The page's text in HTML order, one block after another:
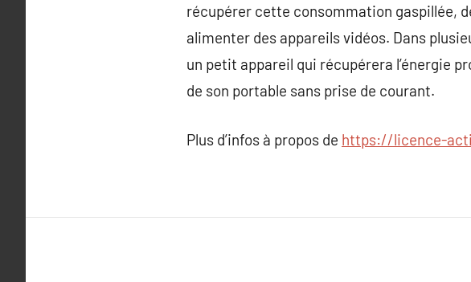
récupérer cette consommation gaspillée,
alimenter des appareils vidéos. Dans
un petit appareil qui récupérera l’énergie
de son portable sans prise de courant.
Plus d’infos à propos de https://licence-